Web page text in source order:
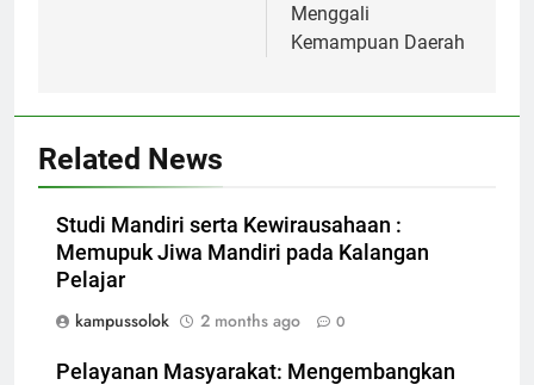
Menggali
Kemampuan Daerah
Related News
Studi Mandiri serta Kewirausahaan :
Memupuk Jiwa Mandiri pada Kalangan
Pelajar
kampussolok
2 months ago 0
Pelayanan Masyarakat: Mengembangkan